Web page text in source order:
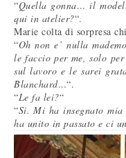
“Quella gonna… il
qui in atelier?“.
Marie colta di sorpresa
“Oh non e’ nulla
le faccio per me, solo
sul lavoro e le sarei
Blanchard…“.
“Le fa lei?“
“Si. Mi ha insegnato mia
ha unito in passato e ci